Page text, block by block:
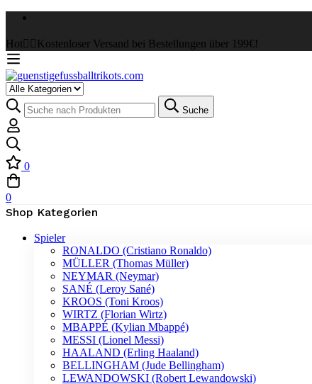
Hot ✌🏼Kostenloser Versand bei Bestellungen über 199€!
Select
a
Category
Suche
nach:
Suche
0
0
Shop Kategorien
Spieler
RONALDO (Cristiano Ronaldo)
MÜLLER (Thomas Müller)
NEYMAR (Neymar)
SANÉ (Leroy Sané)
KROOS (Toni Kroos)
WIRTZ (Florian Wirtz)
MBAPPÉ (Kylian Mbappé)
MESSI (Lionel Messi)
HAALAND (Erling Haaland)
BELLINGHAM (Jude Bellingham)
LEWANDOWSKI (Robert Lewandowski)